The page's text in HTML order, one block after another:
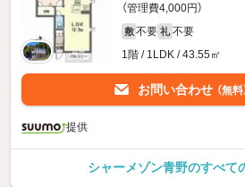
（管理費4,000円）
敷 不要 礼 不要
1階 / 1LDK / 43.55㎡
お問い合わせ （無料
提供
シャーメゾン青野のすべて